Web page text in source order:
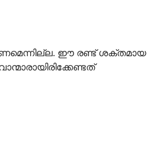
ഈ രണ്ട് ശക്തമായ